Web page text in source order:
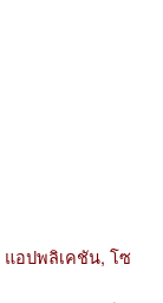
แอปพลิเคชัน, โซ